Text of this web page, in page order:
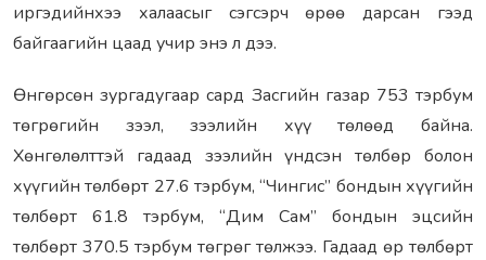
иргэдийнхээ халаасыг сэгсэрч өрөө дарсан гээд
байгаагийн цаад учир энэ л дээ.
Өнгөрсөн зургадугаар сард Засгийн газар 753 тэрбум
төгрөгийн зээл, зээлийн хүү төлөөд байна.
Хөнгөлөлттэй гадаад зээлийн үндсэн төлбөр болон
хүүгийн төлбөрт 27.6 тэрбум, “Чингис” бондын хүүгийн
төлбөрт 61.8 тэрбум, “Дим Сам” бондын эцсийн
төлбөрт 370.5 тэрбум төгрөг төлжээ. Гадаад өр төлбөрт